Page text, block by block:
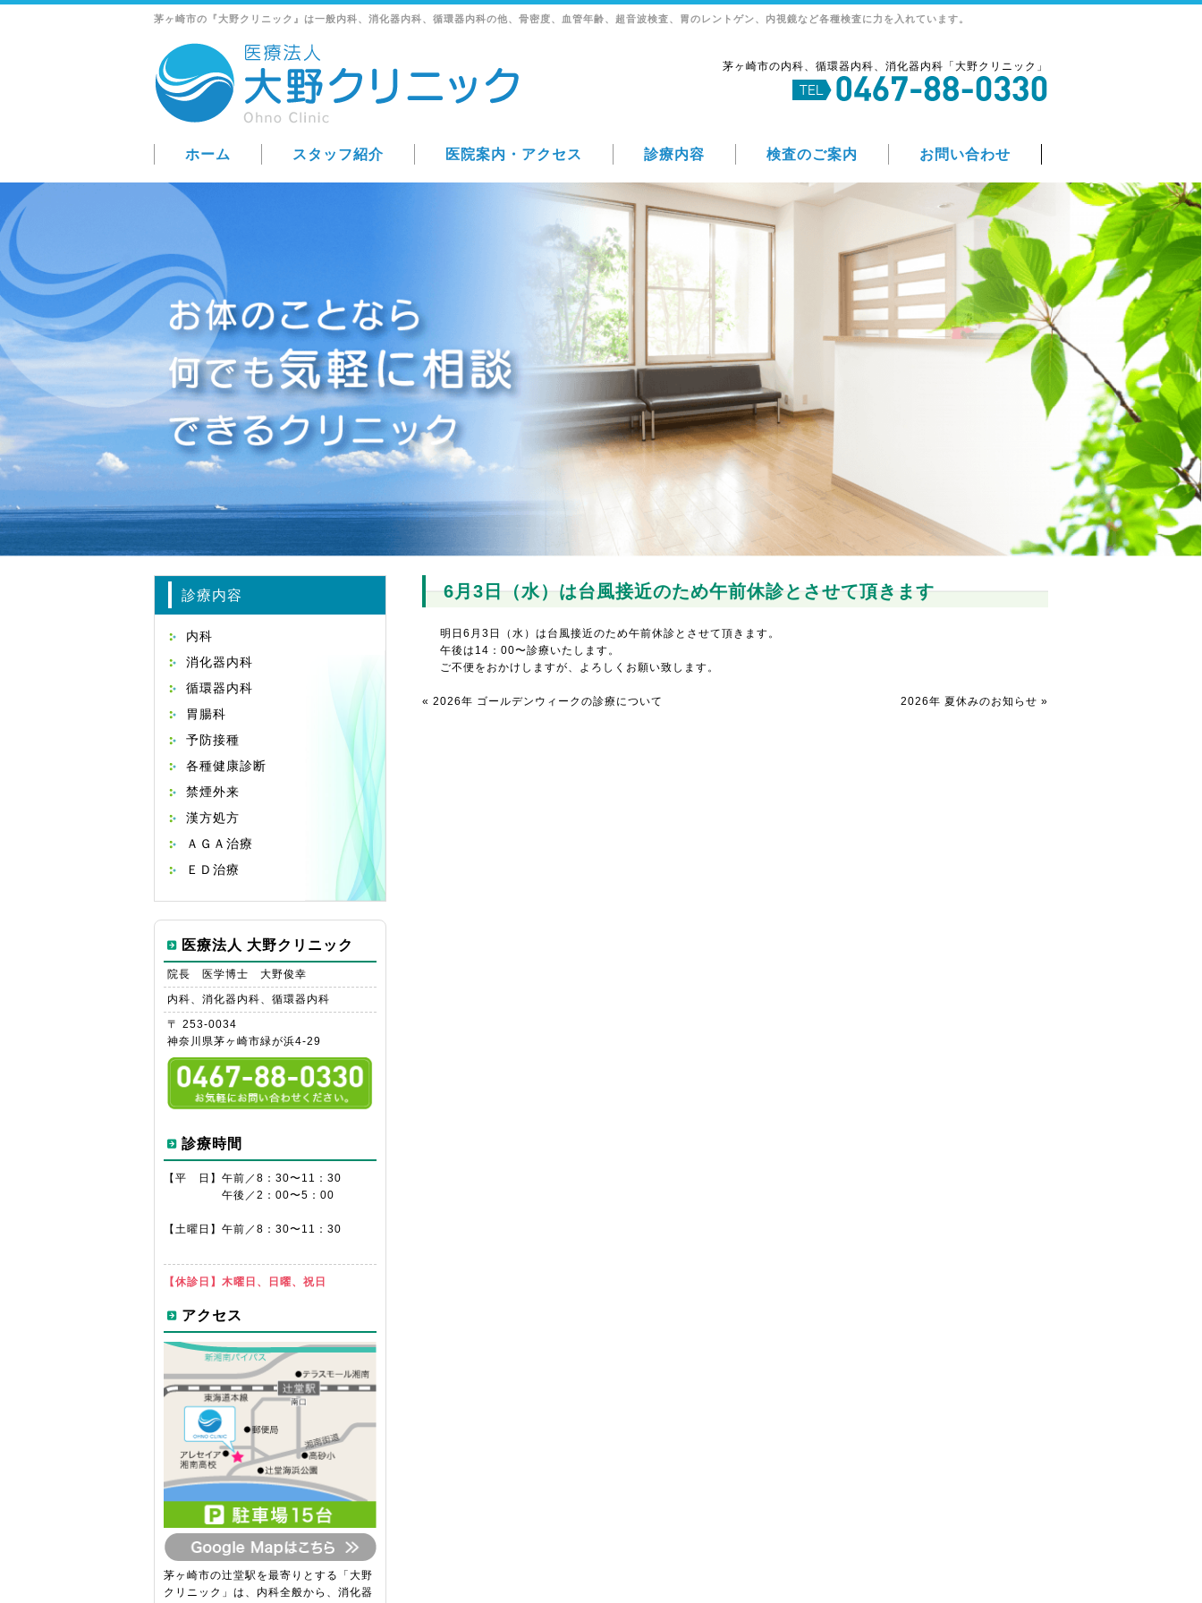
茅ヶ崎市の『大野クリニック』は一般内科、消化器内科、循環器内科の他、骨密度、血管年齢、超音波検査、胃のレントゲン、内視鏡など各種検査に力を入れています。
茅ヶ崎市の内科、循環器内科、消化器内科「大野クリニック」
ホーム スタッフ紹介 医院案内・アクセス 診療内容 検査のご案内 お問い合わせ
6月3日（水）は台風接近のため午前休診とさせて頂きます
明日6月3日（水）は台風接近のため午前休診とさせて頂きます。
午後は14：00〜診療いたします。
ご不便をおかけしますが、よろしくお願い致します。
« 2026年 ゴールデンウィークの診療について 2026年 夏休みのお知らせ »
診療内容
内科
消化器内科
循環器内科
胃腸科
予防接種
各種健康診断
禁煙外来
漢方処方
ＡＧＡ治療
ＥＤ治療
医療法人 大野クリニック
院長 医学博士 大野俊幸
内科、消化器内科、循環器内科
〒 253-0034
神奈川県茅ヶ崎市緑が浜4-29
診療時間
【平 日】 午前／8：30〜11：30
午後／2：00〜5：00
【土曜日】 午前／8：30〜11：30
【休診日】 木曜日、日曜、祝日
アクセス
茅ヶ崎市の辻堂駅を最寄りとする「大野
クリニック」は、内科全般から、消化器